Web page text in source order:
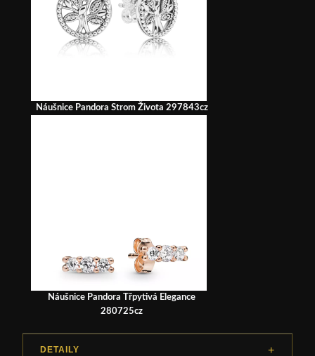
Náušnice Pandora Strom Života 297843cz
Náušnice Pandora Třpytivá Elegance
280725cz
DETAILY